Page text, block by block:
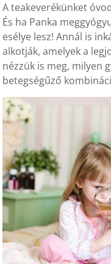
A teakeverékünket
És ha Panka
esélye lesz! Annál is
alkotják, amelyek a
nézzük is meg, milyen
betegségűző